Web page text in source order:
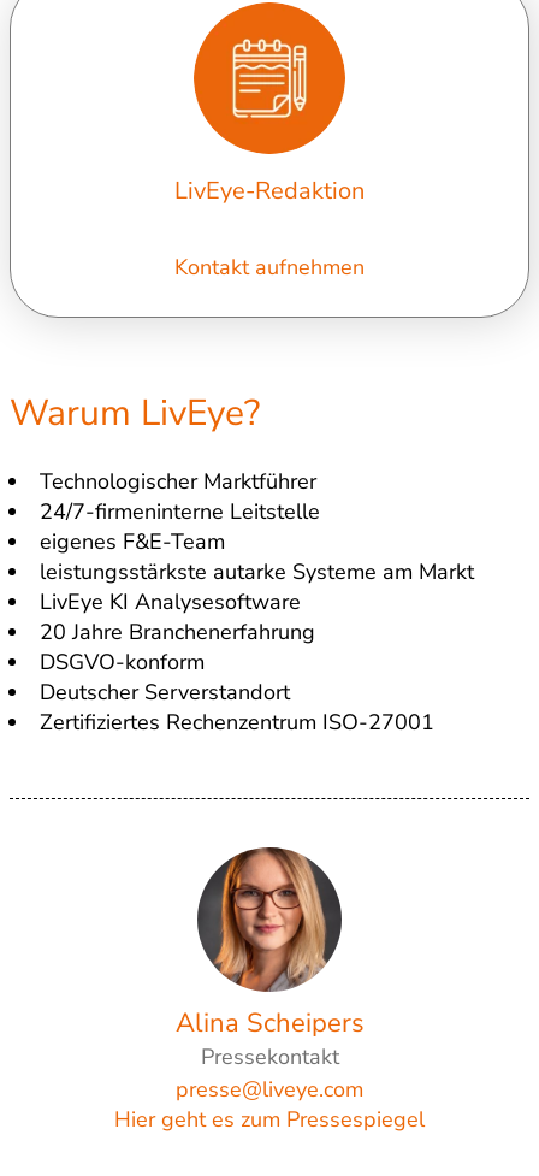
LivEye-Redaktion
Kontakt aufnehmen
Warum LivEye?
Technologischer Marktführer
24/7-firmeninterne Leitstelle
eigenes F&E-Team
leistungsstärkste autarke Systeme am Markt
LivEye KI Analysesoftware
20 Jahre Branchenerfahrung
DSGVO-konform
Deutscher Serverstandort
Zertifiziertes Rechenzentrum ISO-27001
Alina Scheipers
Pressekontakt
presse@liveye.com
Hier geht es zum Pressespiegel